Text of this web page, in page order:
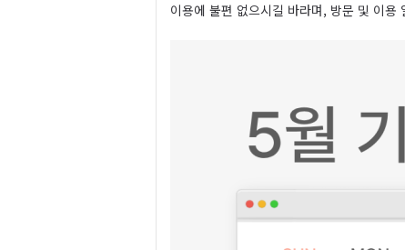
이용에 불편 없으시길 바라며, 방문 및 이용